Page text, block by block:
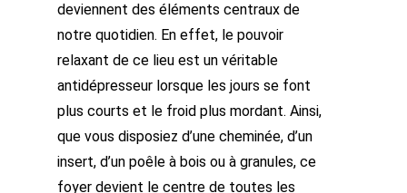
deviennent des éléments centraux de
notre quotidien. En effet, le pouvoir
relaxant de ce lieu est un véritable
antidépresseur lorsque les jours se font
plus courts et le froid plus mordant. Ainsi,
que vous disposiez d’une cheminée, d’un
insert, d’un poêle à bois ou à granules, ce
foyer devient le centre de toutes les